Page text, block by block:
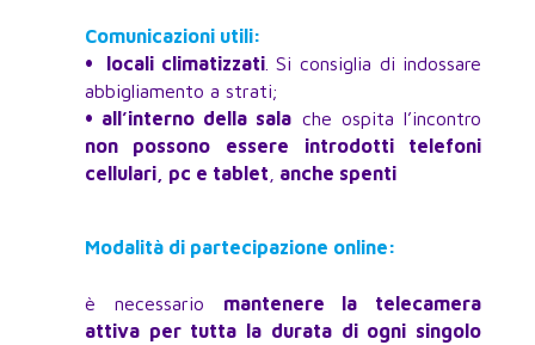
Comunicazioni utili:
• locali climatizzati. Si consiglia di indossare
abbigliamento a strati;
• all’interno della sala che ospita l’incontro
non possono essere introdotti telefoni
cellulari, pc e tablet
anche spenti
Modalità di partecipazione online:
è necessario mantenere la telecamera
attiva per tutta la durata di ogni singolo